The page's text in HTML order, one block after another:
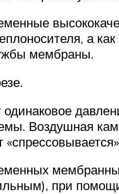
а
мембраны.
Воздушная
при помощи